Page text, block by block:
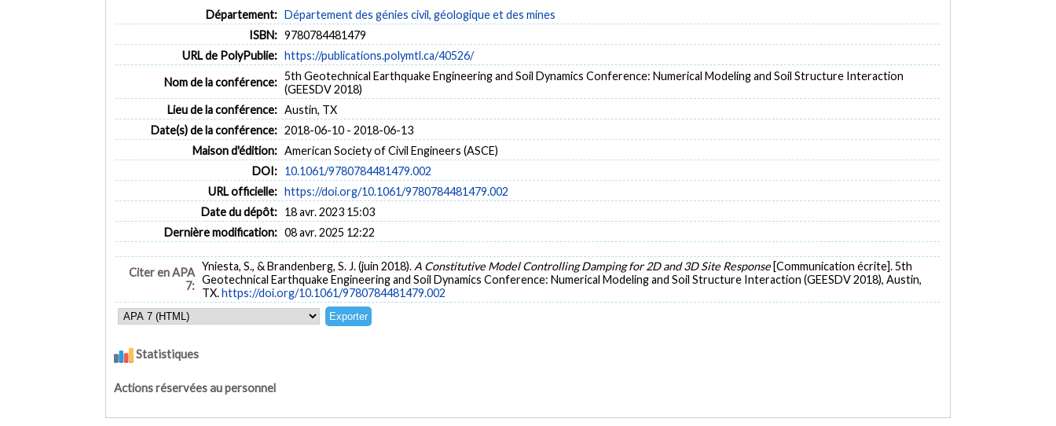
Département: Département des génies civil, géologique et des mines
ISBN: 9780784481479
URL de PolyPublie: https://publications.polymtl.ca/40526/
Nom de la conférence: 5th Geotechnical Earthquake Engineering and Soil Dynamics Conference: Numerical Modeling and Soil Structure Interaction
(GEESDV 2018)
Lieu de la conférence: Austin, TX
Date(s) de la conférence: 2018-06-10 - 2018-06-13
Maison d'édition: American Society of Civil Engineers (ASCE)
DOI: 10.1061/9780784481479.002
URL officielle: https://doi.org/10.1061/9780784481479.002
Date du dépôt: 18 avr. 2023 15:03
Dernière modification: 08 avr. 2025 12:22
Citer en APA
7:
Yniesta, S., & Brandenberg, S. J. (juin 2018). A Constitutive Model Controlling Damping for 2D and 3D Site Response [Communication écrite]. 5th
Geotechnical Earthquake Engineering and Soil Dynamics Conference: Numerical Modeling and Soil Structure Interaction (GEESDV 2018), Austin,
TX.https://doi.org/10.1061/9780784481479.002
Statistiques
Actions réservées au personnel